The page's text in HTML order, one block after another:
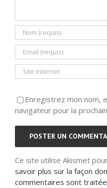
Enregistrez mon nom,
navigateur pour la
Ce site utilise Akismet
savoir plus sur la façon
commentaires sont